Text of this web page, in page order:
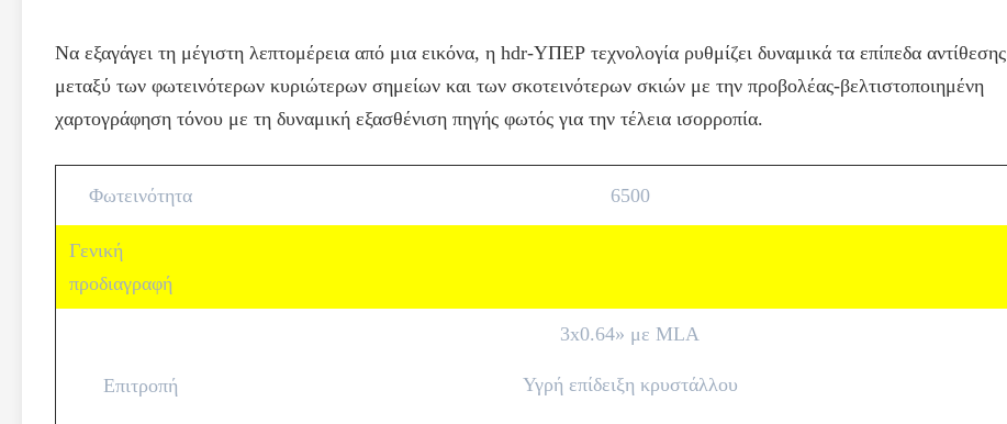
Να εξαγάγει τη μέγιστη λεπτομέρεια από μια εικόνα, η hdr-ΥΠΕΡ τεχνολογία ρυθμίζει δυναμικά τα επίπεδα αντίθεσης
μεταξύ των φωτεινότερων κυριώτερων σημείων και των σκοτεινότερων σκιών με την προβολέας-βελτιστοποιημένη
χαρτογράφηση τόνου με τη δυναμική εξασθένιση πηγής φωτός για την τέλεια ισορροπία.
Φωτεινότητα 6500
Γενική
προδιαγραφή
Επιτροπή
3x0.64» με MLA
Υγρή επίδειξη κρυστάλλου